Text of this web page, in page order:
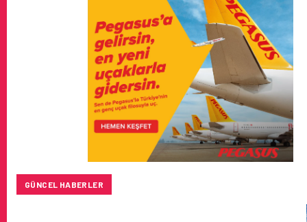
GÜNCEL HABERLER